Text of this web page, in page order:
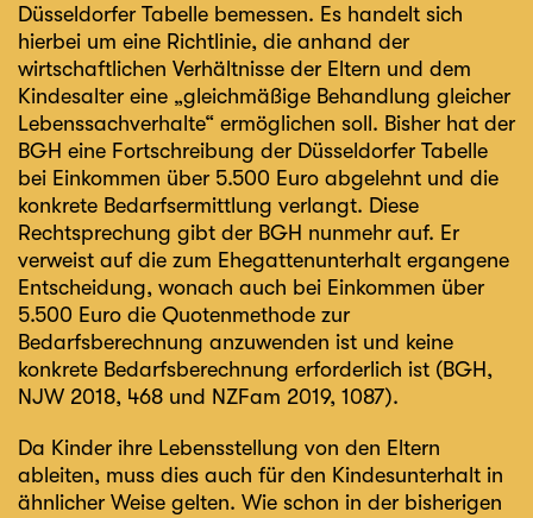
Düsseldorfer Tabelle bemessen. Es handelt sich
hierbei um eine Richtlinie, die anhand der
wirtschaftlichen Verhältnisse der Eltern und dem
Kindesalter eine „gleichmäßige Behandlung gleicher
Lebenssachverhalte“ ermöglichen soll. Bisher hat der
BGH eine Fortschreibung der Düsseldorfer Tabelle
bei Einkommen über 5.500 Euro abgelehnt und die
konkrete Bedarfsermittlung verlangt. Diese
Rechtsprechung gibt der BGH nunmehr auf. Er
verweist auf die zum Ehegattenunterhalt ergangene
Entscheidung, wonach auch bei Einkommen über
5.500 Euro die Quotenmethode zur
Bedarfsberechnung anzuwenden ist und keine
konkrete Bedarfsberechnung erforderlich ist (BGH,
NJW 2018, 468 und NZFam 2019, 1087).
Da Kinder ihre Lebensstellung von den Eltern
ableiten, muss dies auch für den Kindesunterhalt in
ähnlicher Weise gelten. Wie schon in der bisherigen